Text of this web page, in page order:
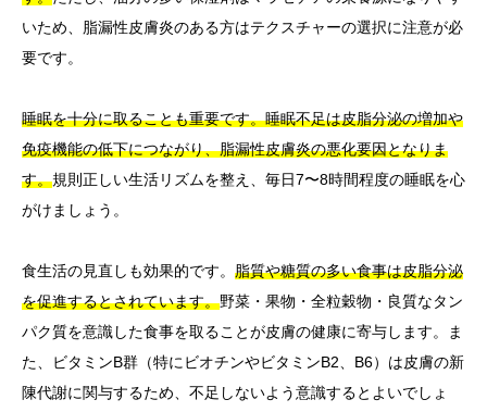
いため、脂漏性皮膚炎のある方はテクスチャーの選択に注意が必
要です。
睡眠を十分に取ることも重要です。睡眠不足は皮脂分泌の増加や
免疫機能の低下につながり、脂漏性皮膚炎の悪化要因となりま
す。規則正しい生活リズムを整え、毎日7〜8時間程度の睡眠を心
がけましょう。
食生活の見直しも効果的です。 脂質や糖質の多い食事は皮脂分泌
を促進するとされています。野菜・果物・全粒穀物・良質なタン
パク質を意識した食事を取ることが皮膚の健康に寄与します。ま
た、ビタミンB群（特にビオチンやビタミンB2、B6）は皮膚の新
陳代謝に関与するため、不足しないよう意識するとよいでしょ